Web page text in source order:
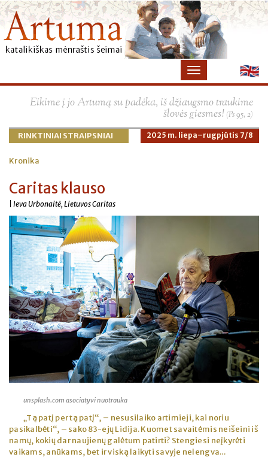
Eikime į jo Artumą su padėka, iš džiaugsmo traukime
šlovės giesmes! (Ps 95, 2)
RINKTINIAI STRAIPSNIAI 2025 m. liepa–rugpjūtis 7/8
Kronika
Caritas klauso
| Ieva Urbonaitė, Lietuvos Caritas
unsplash.com asociatyvi nuotrauka
„Tą patį per tą patį“, – nesusilaiko artimieji, kai noriu
pasikalbėti“, – sako 83-ejų Lidija. Kuomet savaitėmis neišeini iš
namų, kokių dar naujienų galėtum patirti? Stengiesi neįkyrėti
vaikams, anūkams, bet ir viską laikyti savyje nelengva...
×